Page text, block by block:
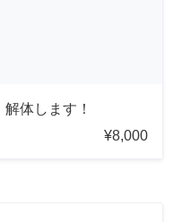
体します！
¥8,000